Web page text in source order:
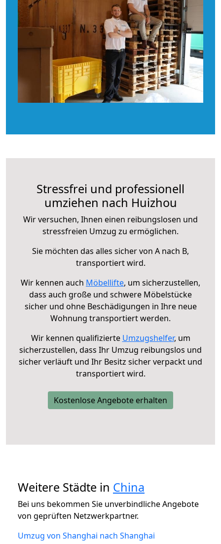
Stressfrei und professionell
umziehen nach Huizhou
Wir versuchen, Ihnen einen reibungslosen und
stressfreien Umzug zu ermöglichen.
Sie möchten das alles sicher von A nach B,
transportiert wird.
Wir kennen auch Möbellifte, um sicherzustellen,
dass auch große und schwere Möbelstücke
sicher und ohne Beschädigungen in Ihre neue
Wohnung transportiert werden.
Wir kennen qualifizierte Umzugshelfer, um
sicherzustellen, dass Ihr Umzug reibungslos und
sicher verläuft und Ihr Besitz sicher verpackt und
transportiert wird.
Kostenlose Angebote erhalten
Weitere Städte in China
Bei uns bekommen Sie unverbindliche Angebote
von geprüften Netzwerkpartner.
Umzug von Shanghai nach Shanghai